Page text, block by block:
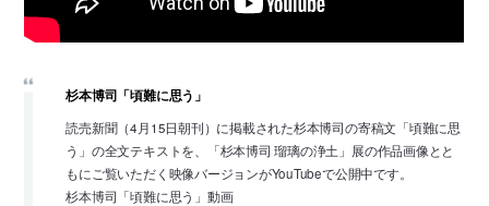
杉本博司「頃難に思う」
読売新聞（4月15日朝刊）に掲載された杉本博司の寄稿文「頃難に思
う」の全文テキストを、「杉本博司 瑠璃の浄土」展の作品画像とと
もにご覧いただく映像バージョンがYouTubeで公開中です。
杉本博司「頃難に思う」動画